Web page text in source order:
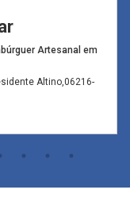
Artesanal em
Altino,06216-